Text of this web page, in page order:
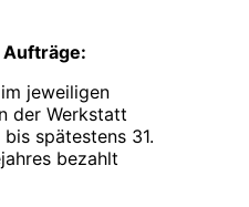
jeweiligen
der Werkstatt
spätestens 31.
bezahlt